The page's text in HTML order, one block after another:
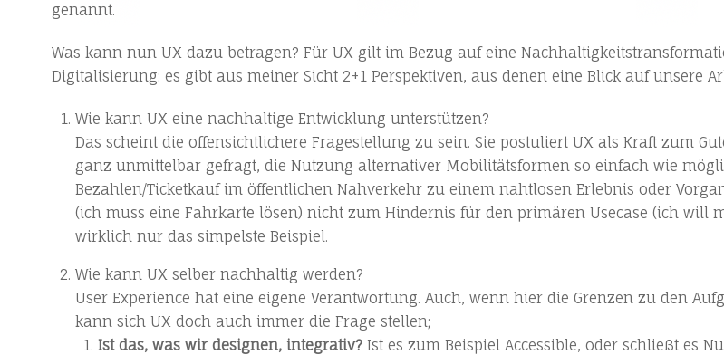
genannt.
Was kann nun UX dazu betragen? Für UX gilt im Bezug auf eine
Digitalisierung: es gibt aus meiner Sicht 2+1 Perspektiven, aus denen eine Blick auf unsere
Wie kann UX eine nachhaltige Entwicklung unterstützen?
Das scheint die offensichtlichere Fragestellung zu sein. Sie postuliert UX als Kraft zum
ganz unmittelbar gefragt, die Nutzung alternativer Mobilitätsformen so einfach wie
Bezahlen/Ticketkauf im öffentlichen Nahverkehr zu einem nahtlosen Erlebnis oder
(ich muss eine Fahrkarte lösen) nicht zum Hindernis für den primären Usecase (ich will
wirklich nur das simpelste Beispiel.
Wie kann UX selber nachhaltig werden?
User Experience hat eine eigene Verantwortung. Auch, wenn hier die Grenzen zu den
kann sich UX doch auch immer die Frage stellen;
Ist das, was wir designen, integrativ? Ist es zum Beispiel Accessible, oder schließt es